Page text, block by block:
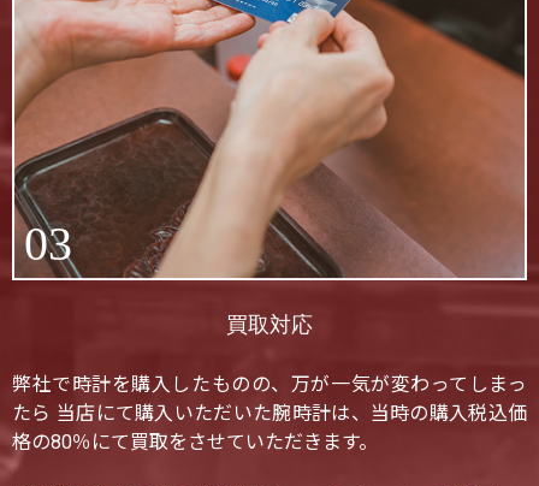
03
買取対応
弊社で時計を購入したものの、万が一気が変わってしまっ
たら 当店にて購入いただいた腕時計は、当時の購入税込価
格の80％にて買取をさせていただきます。